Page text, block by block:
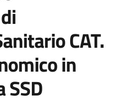
CAT.
in